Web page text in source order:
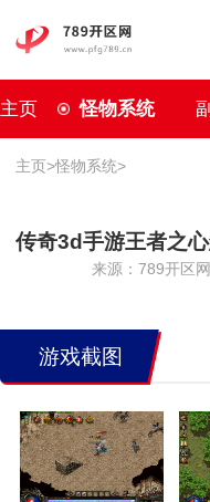
主页 怪物系统
主页>怪物系统>
传奇3d手游王者之
来源：789开区网
游戏截图